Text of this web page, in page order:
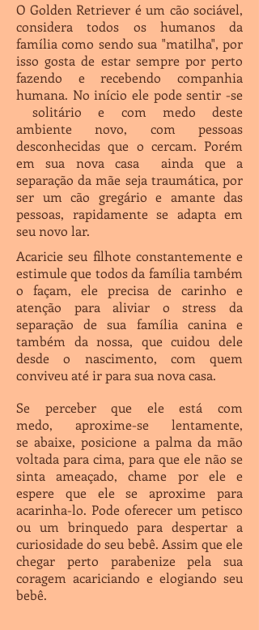
O Golden Retriever é um cão sociável,
considera todos os humanos da
família como sendo sua "matilha", por
isso gosta de estar sempre por perto
fazendo e recebendo companhia
humana. No início ele pode sentir -se
solitário e com medo deste
ambiente novo, com pessoas
desconhecidas que o cercam. Porém
em sua nova casa ainda que a
separação da mãe seja traumática, por
ser um cão gregário e amante das
pessoas, rapidamente se adapta em
seu novo lar.
Acaricie seu filhote constantemente e
estimule que todos da família também
o façam, ele precisa de carinho e
atenção para aliviar o stress da
separação de sua família canina e
também da nossa, que cuidou dele
desde o nascimento, com quem
conviveu até ir para sua nova casa.
Se perceber que ele está com
medo, aproxime-se lentamente,
seabaixe, posicione a palma da mão
voltada para cima, para que ele não se
sinta ameaçado, chame por ele e
espere que ele se aproxime para
acarinha-lo. Pode oferecer um petisco
ou um brinquedo paradespertar a
curiosidade do seu bebê. Assim que ele
chegar perto parabenize pela sua
coragem acariciando e elogiando seu
bebê.